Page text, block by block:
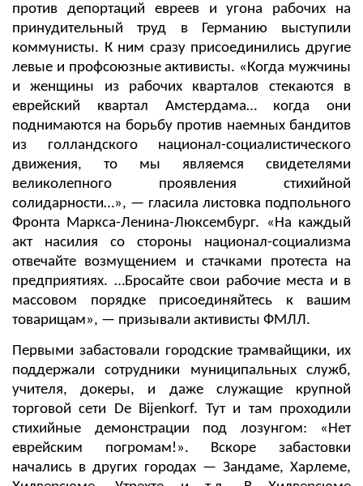
против депортаций евреев и угона рабочих на
принудительный труд в Германию выступили
коммунисты. К ним сразу присоединились другие
левые и профсоюзные активисты. «Когда мужчины
и женщины из рабочих кварталов стекаются в
еврейский квартал Амстердама… когда они
поднимаются на борьбу против наемных бандитов
из голландского национал-социалистического
движения, то мы являемся свидетелями
великолепного проявления стихийной
солидарности…», — гласила листовка подпольного
Фронта Маркса-Ленина-Люксембург. «На каждый
акт насилия со стороны национал-социализма
отвечайте возмущением и стачками протеста на
предприятиях. …Бросайте свои рабочие места и в
массовом порядке присоединяйтесь к вашим
товарищам», — призывали активисты ФМЛЛ.
Первыми забастовали городские трамвайщики, их
поддержали сотрудники муниципальных служб,
учителя, докеры, и даже служащие крупной
торговой сети De Bijenkorf. Тут и там проходили
стихийные демонстрации под лозунгом: «Нет
еврейским погромам!». Вскоре забастовки
начались в других городах — Зандаме, Харлеме,